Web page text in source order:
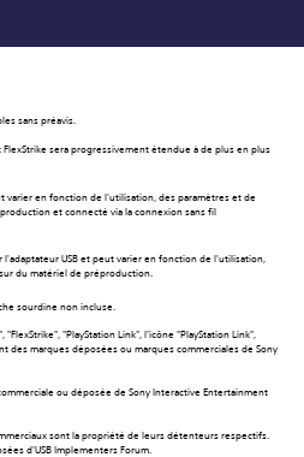
sans préavis.
sera progressivement étendue à de plus en plus
varier en fonction de l'utilisation, des paramètres et de
et connecté via la connexion sans fil
l'adaptateur USB et peut varier en fonction de l'utilisation,
du matériel de préproduction.
sourdine non incluse.
"FlexStrike", "PlayStation Link", l'icône "PlayStation Link",
des marques déposées ou marques commerciales de Sony
ou déposée de Sony Interactive Entertainment
sont la propriété de leurs détenteurs respectifs.
d'USB Implementers Forum.